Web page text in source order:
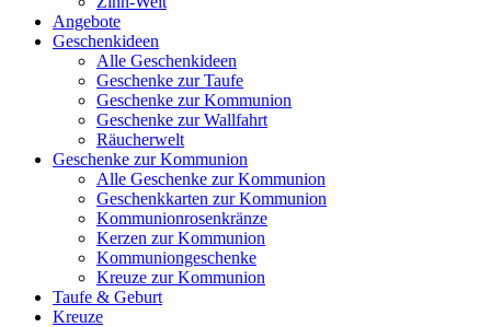
Angebote
Geschenkideen
Alle Geschenkideen
Geschenke zur Taufe
Geschenke zur Kommunion
Geschenke zur Wallfahrt
Räucherwelt
Geschenke zur Kommunion
Alle Geschenke zur Kommunion
Geschenkkarten zur Kommunion
Kommunionrosenkränze
Kerzen zur Kommunion
Kommuniongeschenke
Kreuze zur Kommunion
Taufe & Geburt
Kreuze